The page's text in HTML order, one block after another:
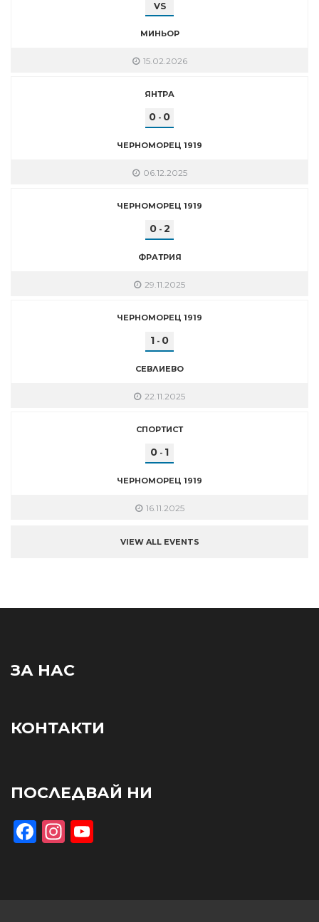
VS
МИНЬОР
15.02.2026
ЯНТРА
0 - 0
ЧЕРНОМОРЕЦ 1919
06.12.2025
ЧЕРНОМОРЕЦ 1919
0- 2
ФРАТРИЯ
29.11.2025
ЧЕРНОМОРЕЦ 1919
1 - 0
СЕВЛИЕВО
22.11.2025
СПОРТИСТ
0 - 1
ЧЕРНОМОРЕЦ 1919
16.11.2025
VIEW ALL EVENTS
ЗА НАС
КОНТАКТИ
ПОСЛЕДВАЙ НИ
Facebook
Instagram